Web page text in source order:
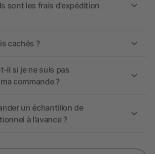
sont les frais d’expédition
cachés ?
il si je ne suis pas
commande ?
un échantillon de
à l’avance ?